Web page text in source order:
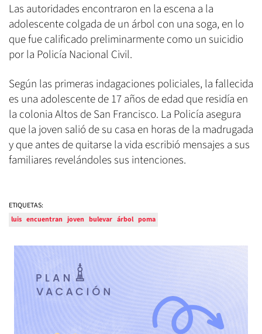
Las autoridades encontraron en la escena a la
adolescente colgada de un árbol con una soga, en lo
que fue calificado preliminarmente como un suicidio
por la Policía Nacional Civil.
Según las primeras indagaciones policiales, la fallecida
es una adolescente de 17 años de edad que residía en
la colonia Altos de San Francisco. La Policía asegura
que la joven salió de su casa en horas de la madrugada
y que antes de quitarse la vida escribió mensajes a sus
familiares revelándoles sus intenciones.
ETIQUETAS:
luis encuentran joven bulevar árbol poma